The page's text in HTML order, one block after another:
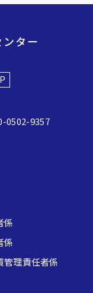
ター
0502-9357
係
係
理責任者係